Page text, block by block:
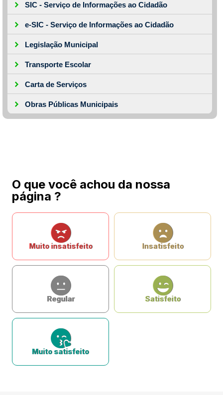
SIC - Serviço de Informações ao Cidadão
e-SIC - Serviço de Informações ao Cidadão
Legislação Municipal
Transporte Escolar
Carta de Serviços
Obras Públicas Municipais
O que você achou da nossa
página ?
Muito insatisfeito Insatisfeito
Regular Satisfeito
Muito satisfeito